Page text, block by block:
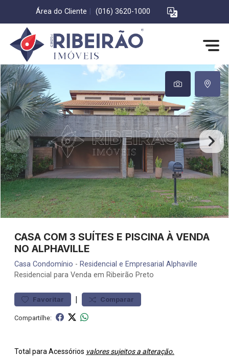
Área do Cliente (016) 3620-1000
CASA COM 3 SUÍTES E PISCINA À VENDA
NO ALPHAVILLE
Casa Condomínio - Residencial e Empresarial Alphaville
Residencial para Venda em Ribeirão Preto
Favoritar | Comparar
Compartilhe:
Total para Acessórios valores sujeitos a alteração.